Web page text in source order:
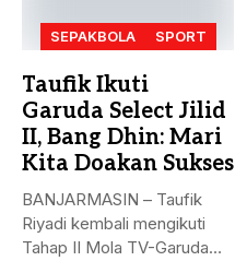
SEPAKBOLA SPORT
Taufik Ikuti
Garuda Select Jilid
II, Bang Dhin: Mari
Kita Doakan Sukses
BANJARMASIN – Taufik
Riyadi kembali mengikuti
Tahap II Mola TV-Garuda